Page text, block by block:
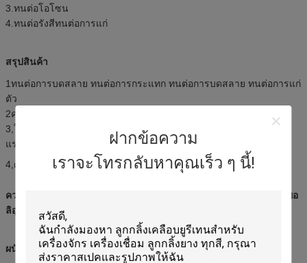
ฝากข้อความ
เราจะโทรกลับหาคุณเร็ว ๆ นี้!
3.ทนต่อโอโซน
4.ทนต่อรังสีทนต่อการแก่
สรุปสินค้า
1ทนต่อการบดสลาย ทนต่อการกระแทก ทนต่อการบดสลาย ทนต่อการแก่
ตัว
2ความหนาสูงสุดคือ 50 มิลลิเมตร
3,ใช้อย่างแพร่หลายในอุตสาหกรรมโลหะ,อุตสาหกรรมก่อสร้าง,เหมือง
แร่,น้ํามัน,รถยนต์
4, เป็นหมอนกันการกดหรือกันกระแทก
ความแข็งแรง 50 ริม A ~ 95 ริม A ของแผ่นยางพอลิอุเรธานและแผ่นพอ
ลิอุเรธาน
ผนังยางพอลิอุเรธาน และแผ่นการใช้งานพอลิอุเรธาน